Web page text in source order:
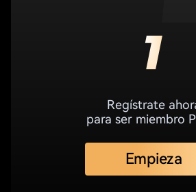
Regístrate
para ser miembro
Empieza